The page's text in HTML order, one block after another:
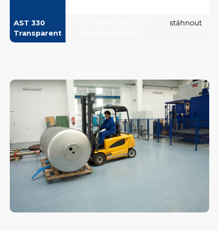
AST 330
Transparent
stáhnout